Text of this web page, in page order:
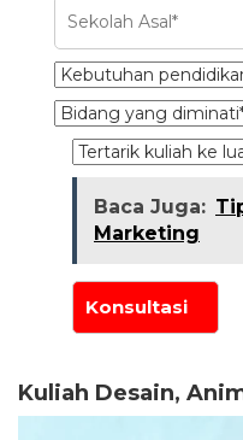
Baca Juga:
Marketing
Kuliah Desain,